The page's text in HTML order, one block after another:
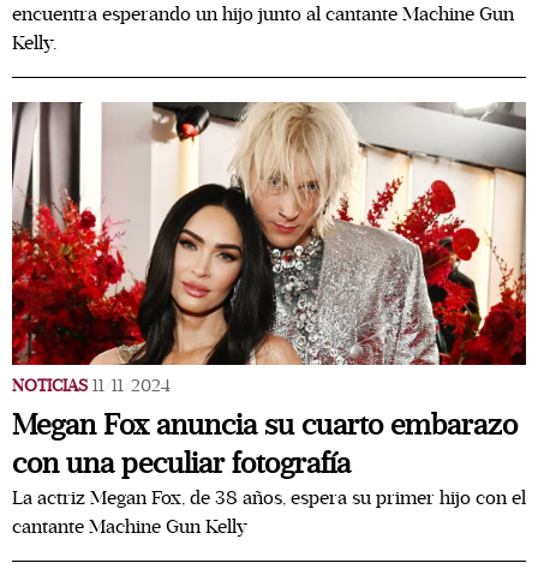
encuentra esperando un hijo junto al cantante Machine Gun
Kelly.
NOTICIAS 11/11/2024
Megan Fox anuncia su cuarto embarazo
con una peculiar fotografía
La actriz Megan Fox, de 38 años, espera su primer hijo con el
cantante Machine Gun Kelly